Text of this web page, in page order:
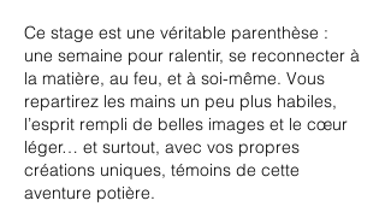
Ce stage est une véritable parenthèse :
une semaine pour ralentir, se reconnecter à
la matière, au feu, et à soi-même. Vous
repartirez les mains un peu plus habiles,
l’esprit rempli de belles images et le cœur
léger… et surtout, avec vos propres
créations uniques, témoins de cette
aventure potière.